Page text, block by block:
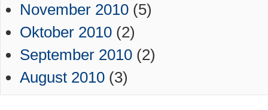
November 2010 (5)
Oktober 2010 (2)
September 2010 (2)
August 2010 (3)